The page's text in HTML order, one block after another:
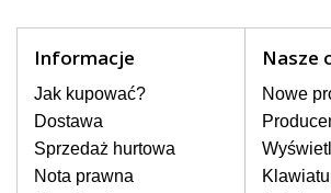
stronie internetowej ją
pomocy wyszukiwarki.
model laptopa. Przy każdej
nie może brakować szczególowe
do aktualnego stanu naszego
Informacje
Jak kupować?
Dostawa
Sprzedaż hurtowa
Nota prawna
Nasze
Nowe